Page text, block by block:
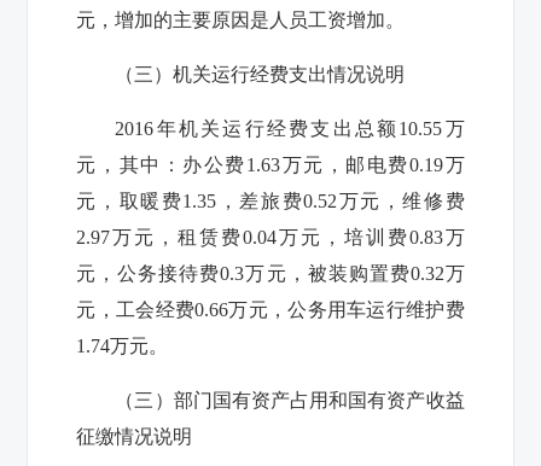
元，增加的主要原因是人员工资增加。
（三）机关运行经费支出情况说明
2016年机关运行经费支出总额10.55万
元，其中：办公费1.63万元，邮电费0.19万
元，取暖费1.35，差旅费0.52万元，维修费
2.97万元，租赁费0.04万元，培训费0.83万
元，公务接待费0.3万元，被装购置费0.32万
元，工会经费0.66万元，公务用车运行维护费
1.74万元。
（三）部门国有资产占用和国有资产收益
征缴情况说明